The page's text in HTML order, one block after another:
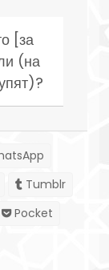
[за
(на
Tumblr
Pocket